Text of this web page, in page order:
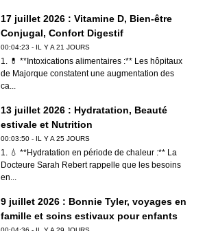
17 juillet 2026 : Vitamine D, Bien-être
Conjugal, Confort Digestif
00:04:23 - IL Y A 21 JOURS
1. 💊 **Intoxications alimentaires :** Les hôpitaux
de Majorque constatent une augmentation des
ca...
13 juillet 2026 : Hydratation, Beauté
estivale et Nutrition
00:03:50 - IL Y A 25 JOURS
1. 💧 **Hydratation en période de chaleur :** La
Docteure Sarah Rebert rappelle que les besoins
en...
9 juillet 2026 : Bonnie Tyler, voyages en
famille et soins estivaux pour enfants